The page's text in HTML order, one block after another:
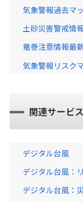
気象警報過去マ
土砂災害警戒情
竜巻注意情報最
気象警報リスク
関連サービス
デジタル台風
デジタル台風：
デジタル台風：